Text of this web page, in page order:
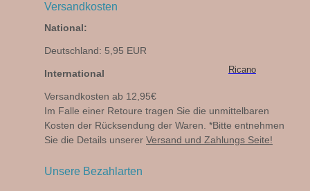
Ricano
Versandkosten
National:
Deutschland: 5,95 EUR
International
Versandkosten ab 12,95€
Im Falle einer Retoure tragen Sie die unmittelbaren
Kosten der Rücksendung der Waren. *Bitte entnehmen
Sie die Details unserer Versand und Zahlungs Seite!
Unsere Bezahlarten